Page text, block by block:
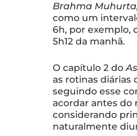
Brahma
como um
6h, por exemplo,
5h12 da manhã.
O capítulo 2 do
as rotinas diárias
seguindo esse
acordar antes do
considerando
naturalmente